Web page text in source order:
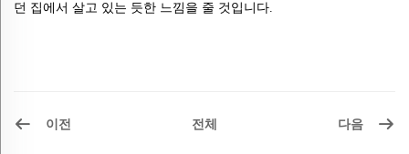
던 집에서 살고 있는 듯한 느낌을 줄 것입니다.
이전 전체 다음